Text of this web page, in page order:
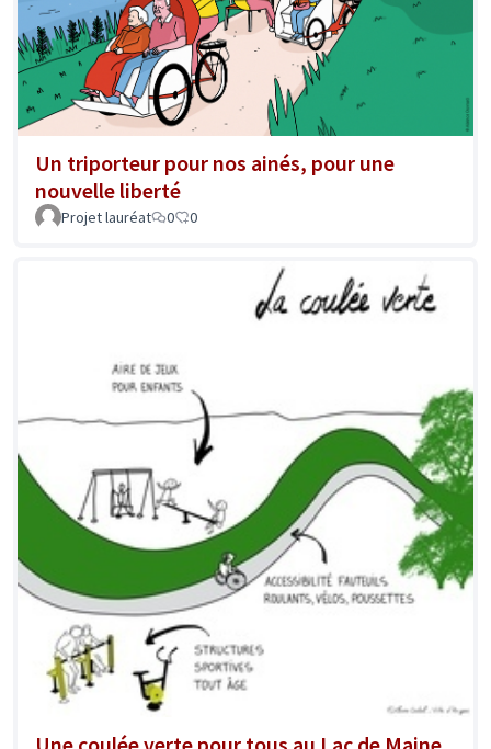
Un triporteur pour nos ainés, pour une
nouvelle liberté
Projet lauréat 0 0